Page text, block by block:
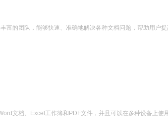
的团队，能够快速、准确地解决各种文档问题，帮助用户
文档、Excel工作簿和PDF文件，并且可以在多种设备上